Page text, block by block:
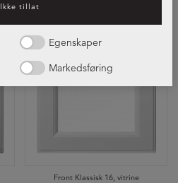
Ikke tillat
Egenskaper
Markedsføring
Front Klassisk 16, vitrine